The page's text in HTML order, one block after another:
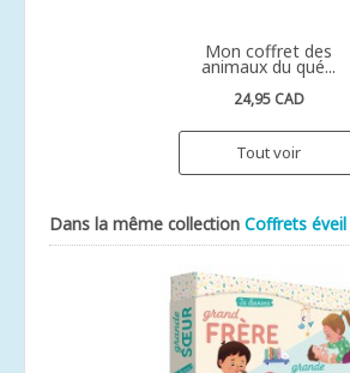
Mon coffret des
animaux du qué...
24,95 CAD
Tout voir
Dans la même collection Coffrets éveil